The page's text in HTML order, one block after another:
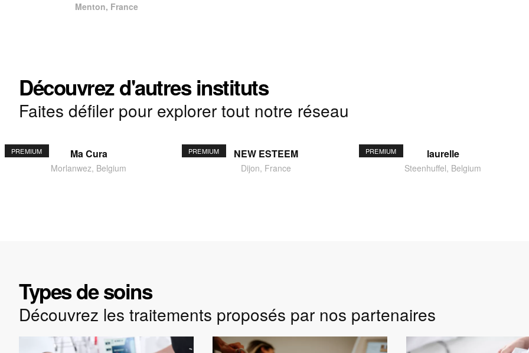
Menton, France
Découvrez d'autres instituts
Faites défiler pour explorer tout notre réseau
PREMIUM Ma Cura
Morlanwez, Belgium
PREMIUM NEW ESTEEM
Dijon, France
PREMIUM laurelle
Steenhuffel, Belgium
Types de soins
Découvrez les traitements proposés par nos partenaires